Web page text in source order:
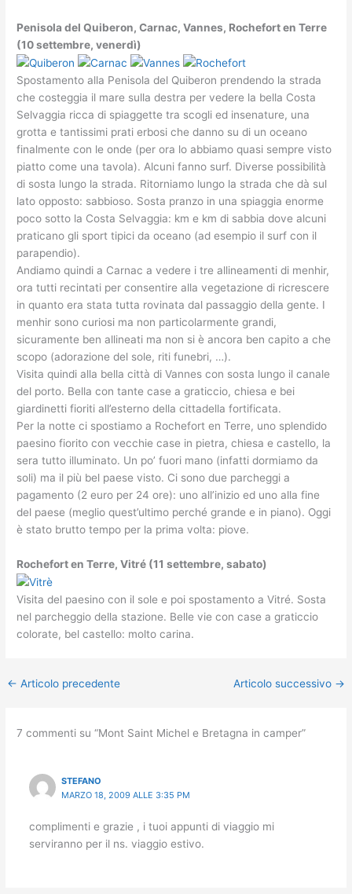
Penisola del Quiberon, Carnac, Vannes, Rochefort en Terre
(10 settembre, venerdì)
Spostamento alla Penisola del Quiberon prendendo la strada
che costeggia il mare sulla destra per vedere la bella Costa
Selvaggia ricca di spiaggette tra scogli ed insenature, una
grotta e tantissimi prati erbosi che danno su di un oceano
finalmente con le onde (per ora lo abbiamo quasi sempre visto
piatto come una tavola). Alcuni fanno surf. Diverse possibilità
di sosta lungo la strada. Ritorniamo lungo la strada che dà sul
lato opposto: sabbioso. Sosta pranzo in una spiaggia enorme
poco sotto la Costa Selvaggia: km e km di sabbia dove alcuni
praticano gli sport tipici da oceano (ad esempio il surf con il
parapendio).
Andiamo quindi a Carnac a vedere i tre allineamenti di menhir,
ora tutti recintati per consentire alla vegetazione di ricrescere
in quanto era stata tutta rovinata dal passaggio della gente. I
menhir sono curiosi ma non particolarmente grandi,
sicuramente ben allineati ma non si è ancora ben capito a che
scopo (adorazione del sole, riti funebri, …).
Visita quindi alla bella città di Vannes con sosta lungo il canale
del porto. Bella con tante case a graticcio, chiesa e bei
giardinetti fioriti all’esterno della cittadella fortificata.
Per la notte ci spostiamo a Rochefort en Terre, uno splendido
paesino fiorito con vecchie case in pietra, chiesa e castello, la
sera tutto illuminato. Un po’ fuori mano (infatti dormiamo da
soli) ma il più bel paese visto. Ci sono due parcheggi a
pagamento (2 euro per 24 ore): uno all’inizio ed uno alla fine
del paese (meglio quest’ultimo perché grande e in piano). Oggi
è stato brutto tempo per la prima volta: piove.
Rochefort en Terre, Vitré (11 settembre, sabato)
Visita del paesino con il sole e poi spostamento a Vitré. Sosta
nel parcheggio della stazione. Belle vie con case a graticcio
colorate, bel castello: molto carina.
← Articolo precedente Articolo successivo →
7 commenti su “Mont Saint Michel e Bretagna in camper”
STEFANO
MARZO 18, 2009 ALLE 3:35 PM
complimenti e grazie , i tuoi appunti di viaggio mi
serviranno per il ns. viaggio estivo.